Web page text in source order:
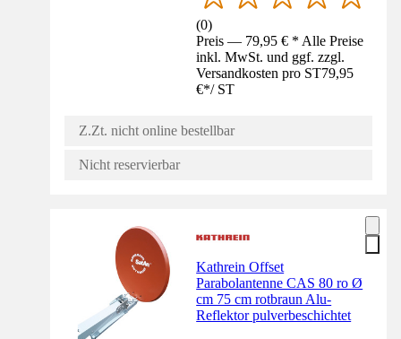
(0)
Preis — 79,95 € * Alle Preise
inkl. MwSt. und ggf. zzgl.
Versandkosten pro ST79,95
€*/ ST
Z.Zt. nicht online bestellbar
Nicht reservierbar
Kathrein Offset
Parabolantenne CAS 80 ro Ø
cm 75 cm rotbraun Alu-
Reflektor pulverbeschichtet